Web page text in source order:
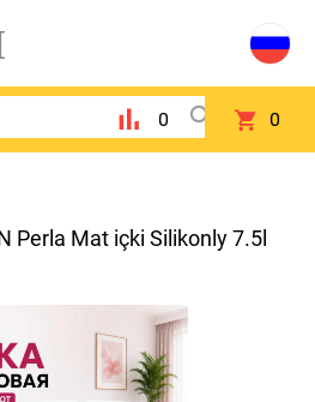
0 0
Perla Mat içki Silikonly 7.5l